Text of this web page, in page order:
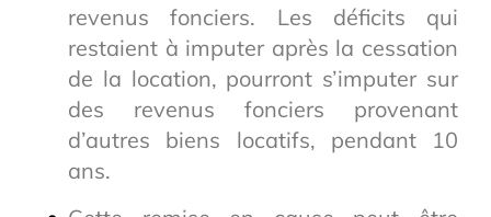
revenus fonciers. Les déficits qui
restaient à imputer après la cessation
de la location, pourront s’imputer sur
des revenus fonciers provenant
d’autres biens locatifs, pendant 10
ans.